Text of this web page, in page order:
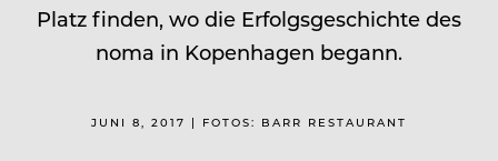
Platz finden, wo die Erfolgsgeschichte des
noma in Kopenhagen begann.
JUNI 8, 2017 | FOTOS: BARR RESTAURANT